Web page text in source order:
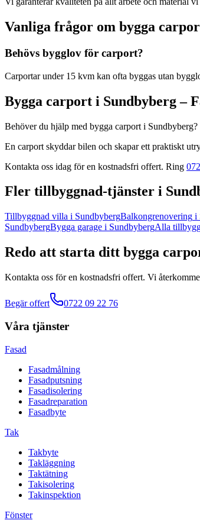
Vanliga frågor om bygga
Behövs bygglov för carport?
Carportar under 15 kvm kan ofta byggas utan
Bygga carport i Sundbyberg–
Behöver du hjälp med bygga carport i Sundbyberg?
En carport skyddar bilen och skapar ett praktiskt
Kontakta oss idag för en kostnadsfri offert. Ring
Fler tillbyggnad-tjänster i
Tillbyggnad villa i SundbybergBalkongrenovering i
SundbybergBygga garage i SundbybergAlla
Redo att starta ditt bygga
Kontakta oss för en kostnadsfri offert. Vi
Begär offert 0722 09 22 76
Våra tjänster
Fasad
Fasadmålning
Fasadputsning
Fasadisolering
Fasadreparation
Fasadbyte
Tak
Takbyte
Takläggning
Taktätning
Takisolering
Takinspektion
Fönster